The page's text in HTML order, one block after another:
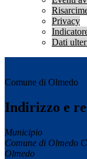
Privacy
Dati
Comune di Olmedo
Indirizzo e
Municipio
Comune di Olmedo
Olmedo